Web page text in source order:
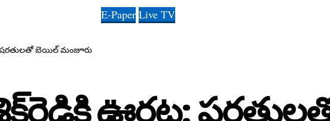
E-Paper Live TV
షరతులతో బెయిల్ మంజూరు
ఊరట: